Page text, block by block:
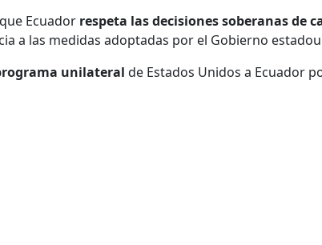
Ecuador respeta las decisiones soberanas de
a las medidas adoptadas por el Gobierno
unilateral de Estados Unidos a Ecuador